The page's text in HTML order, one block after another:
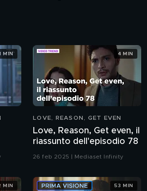
MIN
LOVE, REASON, GET EVEN
Love, Reason, Get even, il
riassunto dell'episodio 78
26 feb 2025 | Mediaset Infinity
4 MIN
MIN 53 MIN